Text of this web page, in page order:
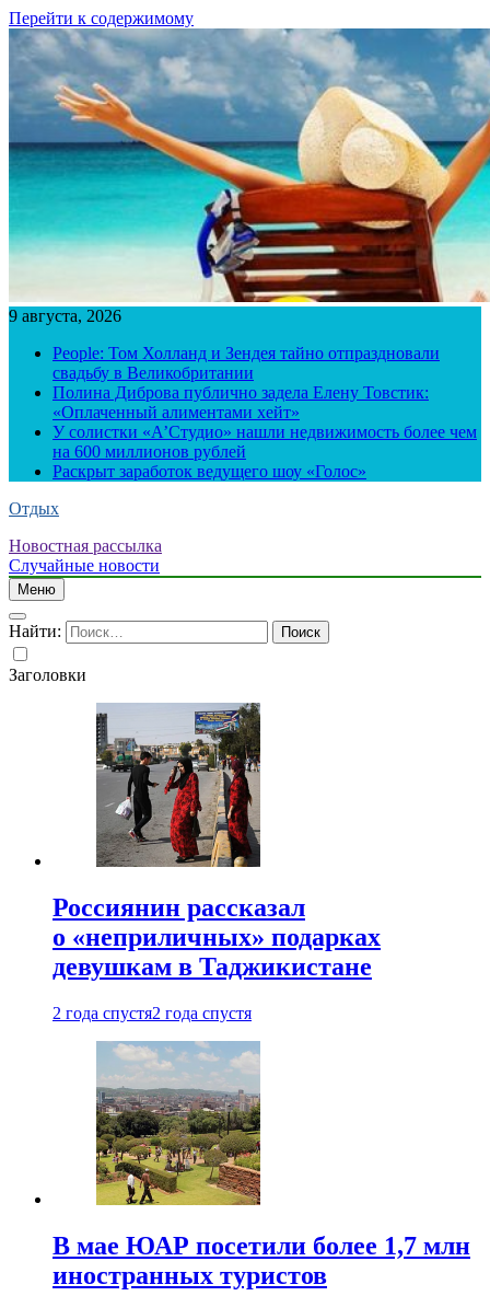
Перейти к содержимому
9 августа, 2026
People: Том Холланд и Зендея тайно отпраздновали
свадьбу в Великобритании
Полина Диброва публично задела Елену Товстик:
«Оплаченный алиментами хейт»
У солистки «А’Студио» нашли недвижимость более чем
на 600 миллионов рублей
Раскрыт заработок ведущего шоу «Голос»
Отдых
Новостная рассылка
Случайные новости
Меню
Найти:
Заголовки
Россиянин рассказал
о «неприличных» подарках
девушкам в Таджикистане
2 года спустя2 года спустя
В мае ЮАР посетили более 1,7 млн
иностранных туристов